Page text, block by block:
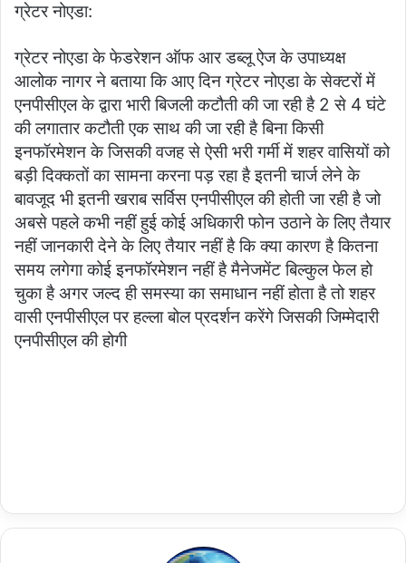
ग्रेटर नोएडा:
ग्रेटर नोएडा के फेडरेशन ऑफ आर डब्लू ऐज के उपाध्यक्ष
आलोक नागर ने बताया कि आए दिन ग्रेटर नोएडा के सेक्टरों में
एनपीसीएल के द्वारा भारी बिजली कटौती की जा रही है 2 से 4 घंटे
की लगातार कटौती एक साथ की जा रही है बिना किसी
इनफॉरमेशन के जिसकी वजह से ऐसी भरी गर्मी में शहर वासियों को
बड़ी दिक्कतों का सामना करना पड़ रहा है इतनी चार्ज लेने के
बावजूद भी इतनी खराब सर्विस एनपीसीएल की होती जा रही है जो
अबसे पहले कभी नहीं हुई कोई अधिकारी फोन उठाने के लिए तैयार
नहीं जानकारी देने के लिए तैयार नहीं है कि क्या कारण है कितना
समय लगेगा कोई इनफॉरमेशन नहीं है मैनेजमेंट बिल्कुल फेल हो
चुका है अगर जल्द ही समस्या का समाधान नहीं होता है तो शहर
वासी एनपीसीएल पर हल्ला बोल प्रदर्शन करेंगे जिसकी जिम्मेदारी
एनपीसीएल की होगी